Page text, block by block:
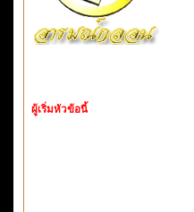
ผู้เริ่มหัวข้อนี้